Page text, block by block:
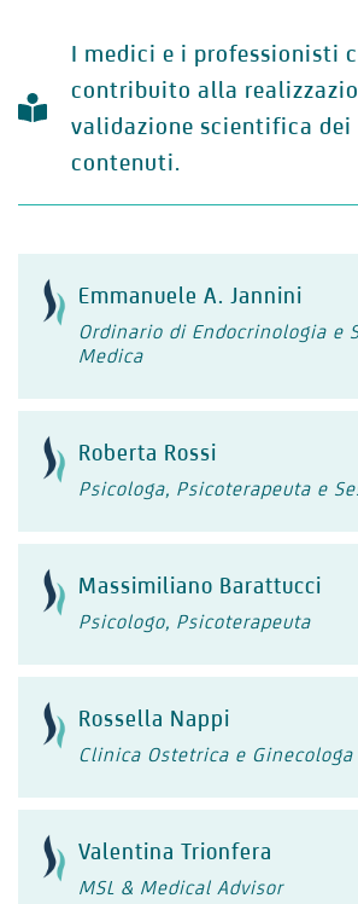
I medici e i professionisti
contribuito alla
validazione scientifica dei
contenuti.
Emmanuele A. Jannini
Ordinario di Endocrinologia e
Medica
Roberta Rossi
Psicologa, Psicoterapeuta e
Massimiliano Barattucci
Psicologo, Psicoterapeuta
Rossella Nappi
Clinica Ostetrica e Ginecologa
Valentina Trionfera
MSL & Medical Advisor